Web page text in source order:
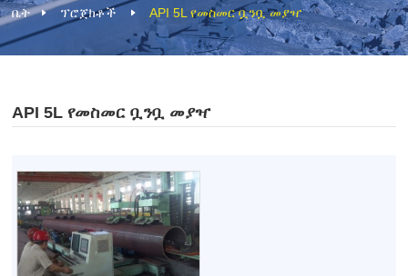
ቤት ፕሮጀክቶች API 5L የመስመር ቧንቧ መያዣ
API 5L የመስመር ቧንቧ መያዣ